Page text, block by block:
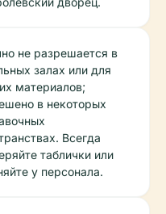
не разрешается в
залах или для
материалов;
в некоторых
Всегда
таблички или
у персонала.